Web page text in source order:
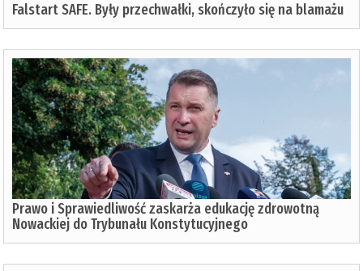
Falstart SAFE. Były przechwałki, skończyło się na blamażu
Prawo i Sprawiedliwość zaskarża edukację zdrowotną
Nowackiej do Trybunału Konstytucyjnego